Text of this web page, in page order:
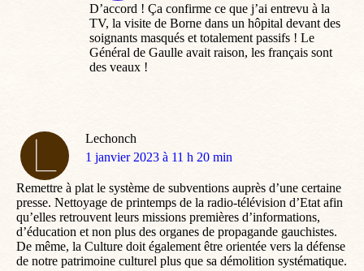
D’accord ! Ça confirme ce que j’ai entrevu à la
TV, la visite de Borne dans un hôpital devant des
soignants masqués et totalement passifs ! Le
Général de Gaulle avait raison, les français sont
des veaux !
Lechonch
dit
1 janvier 2023 à 11 h 20 min
Remettre à plat le système de subventions auprès d’une certaine
presse. Nettoyage de printemps de la radio-télévision d’Etat afin
qu’elles retrouvent leurs missions premières d’informations,
d’éducation et non plus des organes de propagande gauchistes.
De même, la Culture doit également être orientée vers la défense
de notre patrimoine culturel plus que sa démolition systématique.